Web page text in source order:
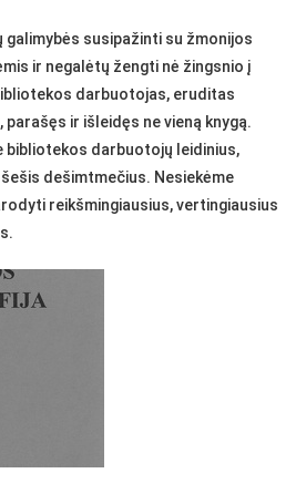
galimybės susipažinti su žmonijos
ir negalėtų žengti nė žingsnio į
darbuotojas, eruditas
ir išleidęs ne vieną knygą.
bibliotekos darbuotojų leidinius,
dešimtmečius. Nesiekėme
reikšmingiausius, vertingiausius